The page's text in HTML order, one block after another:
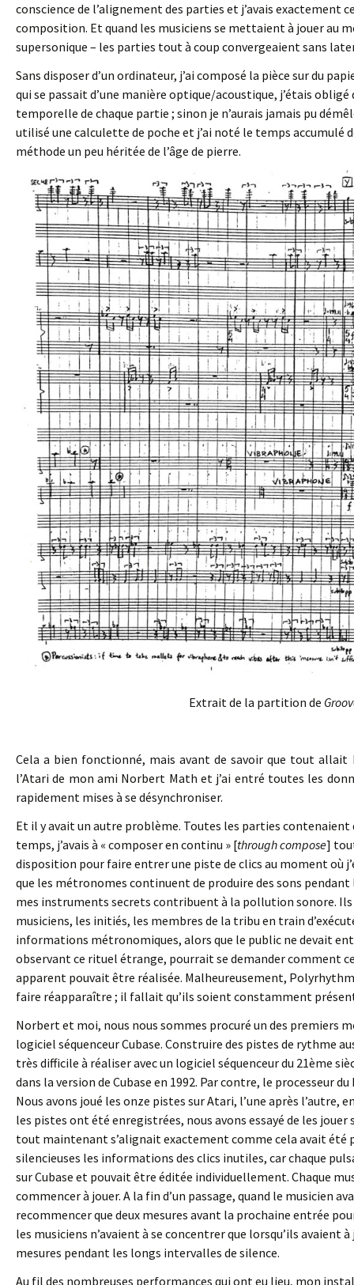
conscience de l’alignement des parties et j’avais exactement
composition. Et quand les musiciens se mettaient à jouer au
supersonique – les parties tout à coup convergeaient sans
Sans disposer d’un ordinateur, j’ai composé la pièce sur du
qui se passait d’une manière optique/acoustique, j’étais
temporelle de chaque partie ; sinon je n’aurais jamais pu
utilisé une calculette de poche et j’ai noté le temps accumulé
méthode un peu héritée de l’âge de pierre.
Extrait de la partition de
Cela a bien fonctionné, mais avant de savoir que tout
l’Atari de mon ami Norbert Math et j’ai entré toutes les
rapidement mises à se désynchroniser.
Et il y avait un autre problème. Toutes les parties contenaient
temps, j’avais à « composer en continu » [through compose]
disposition pour faire entrer une piste de clics au moment où
que les métronomes continuent de produire des sons pendant
mes instruments secrets contribuent à la pollution sonore.
musiciens, les initiés, les membres de la tribu en train
informations métronomiques, alors que le public ne devait
observant ce rituel étrange, pourrait se demander comment
apparent pouvait être réalisée. Malheureusement,
faire réapparaître ; il fallait qu’ils soient constamment
Norbert et moi, nous nous sommes procuré un des premiers
logiciel séquenceur Cubase. Construire des pistes de rythme
très difficile à réaliser avec un logiciel séquenceur du 21ème
dans la version de Cubase en 1992. Par contre, le processeur
Nous avons joué les onze pistes sur Atari, l’une après
les pistes ont été enregistrées, nous avons essayé de les
tout maintenant s’alignait exactement comme cela avait
silencieuses les informations des clics inutiles, car chaque
sur Cubase et pouvait être éditée individuellement. Chaque
commencer à jouer. A la fin d’un passage, quand le musicien
recommencer que deux mesures avant la prochaine entrée
les musiciens n’avaient à se concentrer que lorsqu’ils avaient
mesures pendant les longs intervalles de silence.
Au fil des nombreuses performances qui ont eu lieu, mon